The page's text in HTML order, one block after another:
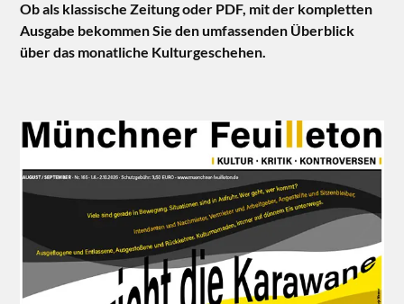
Ob als klassische Zeitung oder PDF, mit der kompletten
Ausgabe bekommen Sie den umfassenden Überblick
über das monatliche Kulturgeschehen.